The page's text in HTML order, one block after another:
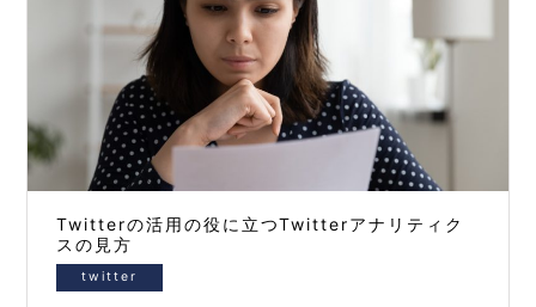
Twitterの活用の役に立つTwitterアナリティク
スの見方
twitter